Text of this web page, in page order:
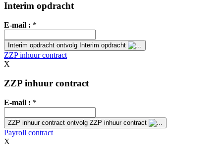
Interim opdracht
E-mail : *
Interim opdracht ontvolg Interim opdracht
ZZP inhuur contract
X
ZZP inhuur contract
E-mail : *
ZZP inhuur contract ontvolg ZZP inhuur contract
Payroll contract
X